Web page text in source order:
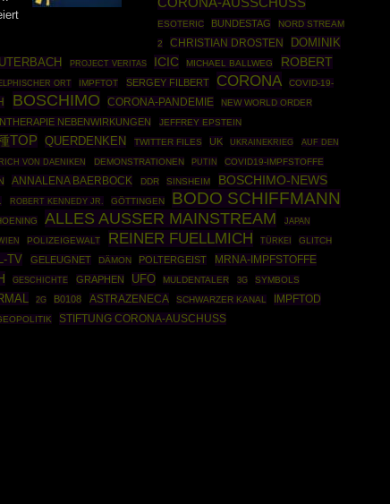
ESOTERIC BUNDESTAG
NORD STREAM
2
CHRISTIAN DROSTEN
DOMINIK
PROJECT VERITAS ICIC MICHAEL BALLWEG
ROBERT
ORT IMPFTOT SERGEY FILBERT CORONA
COVID-19-
BOSCHIMO CORONA-PANDEMIE NEW WORLD ORDER
NEBENWIRKUNGEN JEFFREY EPSTEIN
TOP QUERDENKEN TWITTER FILES UK UKRAINEKRIEG AUF DEN
VON DAENIKEN DEMONSTRATIONEN PUTIN COVID19-IMPFSTOFFE
ANNALENA BAERBOCK DDR SINSHEIM BOSCHIMO-NEWS
ROBERT KENNEDY JR. GÖTTINGEN BODO SCHIFFMANN
ALLES AUSSER MAINSTREAM JAPAN
POLIZEIGEWALT REINER FUELLMICH TÜRKEI GLITCH
TV GELEUGNET DÄMON POLTERGEIST MRNA-IMPFSTOFFE
GESCHICHTE GRAPHEN UFO MULDENTALER 3G SYMBOLS
2G B0108 ASTRAZENECA SCHWARZER KANAL
IMPFTOD
STIFTUNG CORONA-AUSCHUSS